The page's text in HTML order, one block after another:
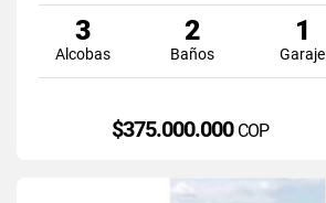
3
Alcobas
2
Baños
1
Garaje
$375.000.000 COP